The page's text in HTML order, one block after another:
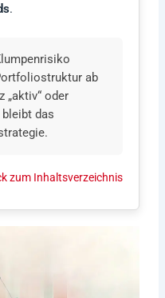
.
ab
„aktiv“ oder
bleibt das
zum Inhaltsverzeichnis